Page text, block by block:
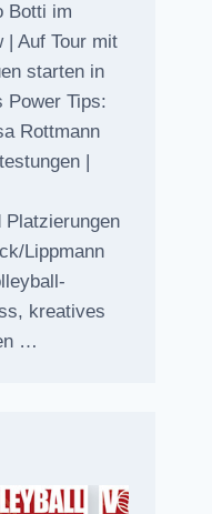
Botti im
| Auf Tour mit
starten in
Power Tips:
Rottmann
|
Platzierungen
Lippmann
kreatives
…